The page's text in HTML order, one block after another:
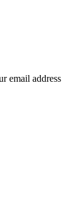
email address